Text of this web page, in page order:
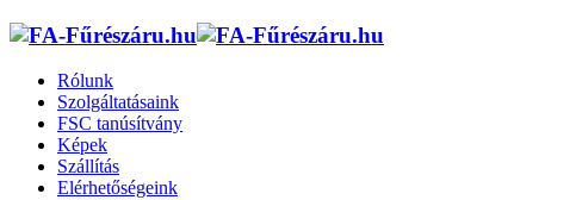
Rólunk
Szolgáltatásaink
FSC tanúsítvány
Képek
Szállítás
Elérhetőségeink